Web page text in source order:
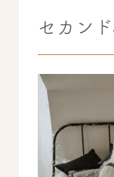
セカン